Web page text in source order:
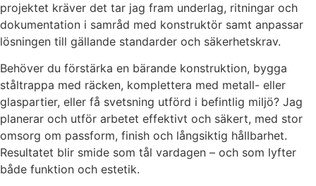
projektet kräver det tar jag fram underlag, ritningar och
dokumentation i samråd med konstruktör samt anpassar
lösningen till gällande standarder och säkerhetskrav.
Behöver du förstärka en bärande konstruktion, bygga
ståltrappa med räcken, komplettera med metall- eller
glaspartier, eller få svetsning utförd i befintlig miljö? Jag
planerar och utför arbetet effektivt och säkert, med stor
omsorg om passform, finish och långsiktig hållbarhet.
Resultatet blir smide som tål vardagen – och som lyfter
både funktion och estetik.